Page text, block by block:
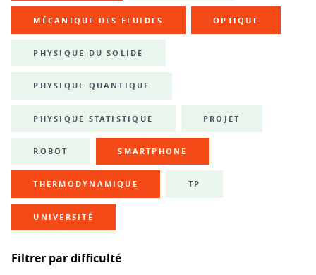
MÉCANIQUE DES FLUIDES OPTIQUE
PHYSIQUE DU SOLIDE
PHYSIQUE QUANTIQUE
PHYSIQUE STATISTIQUE PROJET
ROBOT SMARTPHONE
THERMODYNAMIQUE TP
UNIVERSITÉ
Filtrer par difficulté